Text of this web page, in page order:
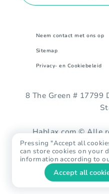
Neem contact met ons op
Sitemap
Privacy- en Cookiebeleid
8 The Green # 17799
Hablax.com © Alle
Pressing "Accept all
can store cookies on your
information according to
Accept all